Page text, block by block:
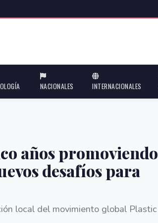
NACIONALES INTERNACIONALES
años promoviendo
desafíos para
local del movimiento global Plastic